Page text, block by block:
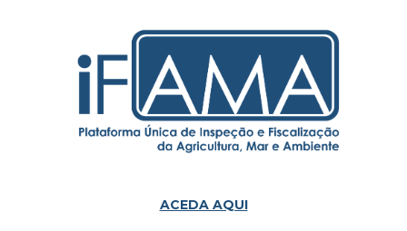
ACEDA AQUI